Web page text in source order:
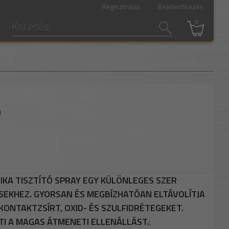
Regisztráció Bejelentkezés
0
TISZTÍTÓ SPRAY EGY KÜLÖNLEGES SZER
GYORSAN ÉS MEGBÍZHATÓAN ELTÁVOLÍTJA
OXID- ÉS SZULFIDRÉTEGEKET.
A MAGAS ÁTMENETI ELLENÁLLÁST.